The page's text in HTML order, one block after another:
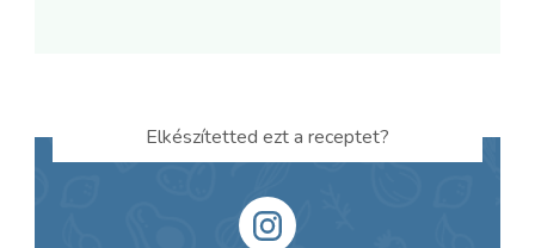
Elkészítetted ezt a receptet?